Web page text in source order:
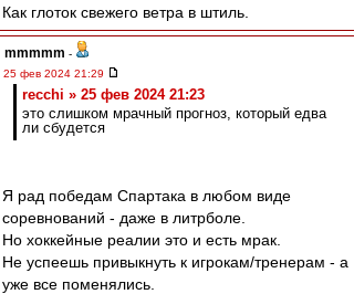
Как глоток свежего ветра в штиль.
mmmmm -
25 фев 2024 21:29
recchi » 25 фев 2024 21:23
это слишком мрачный прогноз, который едва
ли сбудется
Я рад победам Спартака в любом виде
соревнований - даже в литрболе.
Но хоккейные реалии это и есть мрак.
Не успеешь привыкнуть к игрокам/тренерам - а
уже все поменялись.